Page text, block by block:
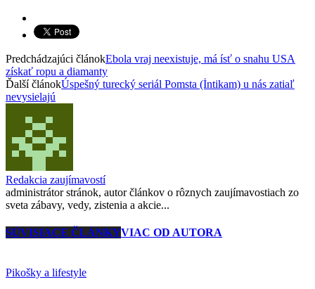
Predchádzajúci článokEbola vraj neexistuje, má ísť o snahu USA
získať ropu a diamanty
Ďalší článokÚspešný turecký seriál Pomsta (İntikam) u nás zatiaľ
nevysielajú
Redakcia zaujímavostí
administrátor stránok, autor článkov o rôznych zaujímavostiach zo
sveta zábavy, vedy, zistenia a akcie...
SÚVISIACE ČLÁNKYVIAC OD AUTORA
Pikošky a lifestyle